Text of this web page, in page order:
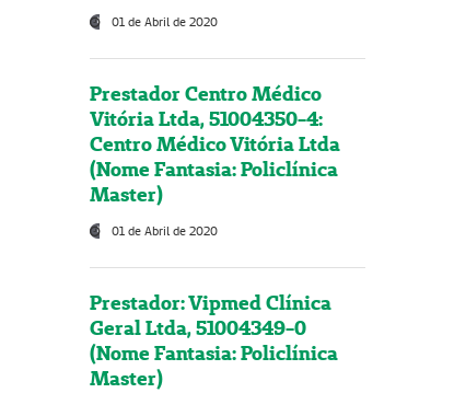
01 de Abril de 2020
Prestador Centro Médico
Vitória Ltda, 51004350-4:
Centro Médico Vitória Ltda
(Nome Fantasia: Policlínica
Master)
01 de Abril de 2020
Prestador: Vipmed Clínica
Geral Ltda, 51004349-0
(Nome Fantasia: Policlínica
Master)